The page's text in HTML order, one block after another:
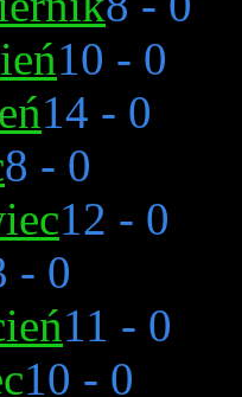
10 - 0
14 - 0
8 - 0
12 - 0
- 0
11 - 0
10 - 0